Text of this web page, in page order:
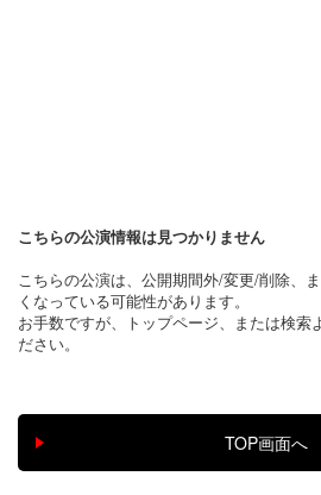
こちらの公演情報は見つかりません
こちらの公演は、公開期間外/変更/削除、
くなっている可能性があります。
お手数ですが、トップページ、または検索
ださい。